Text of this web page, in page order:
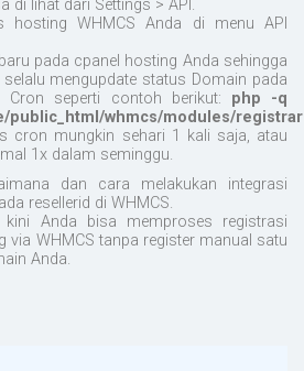
di lihat dari Settings > API.
hosting WHMCS Anda di menu API
pada cpanel hosting Anda sehingga
mengupdate status Domain pada
Cron seperti contoh berikut: php -q
public_html/whmcs/modules/
cron mungkin sehari 1 kali saja, atau
1x dalam seminggu.
dan cara melakukan integrasi
resellerid di WHMCS.
kini Anda bisa memproses registrasi
via WHMCS tanpa register manual satu
Anda.